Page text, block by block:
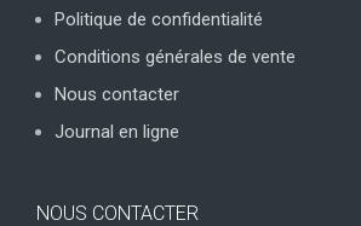
Politique de confidentialité
Conditions générales de vente
Nous contacter
Journal en ligne
NOUS CONTACTER